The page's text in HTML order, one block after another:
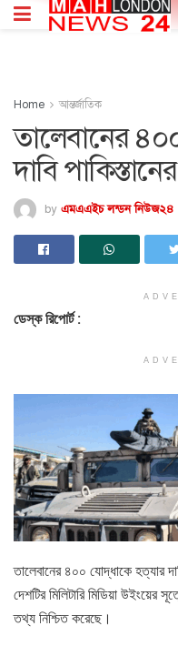
Home আন্তর্জাতিক
তালেবানের
দাবি পাকিস্তানের
by এমএএইচ লন্ডন নিউজ২৪
ডেস্ক রিপোর্ট :
তালেবানের ৪০০ যোদ্ধাকে হত্যার
দেশটির মিলিটারি মিডিয়া
তথ্য নিশ্চিত করেছে।